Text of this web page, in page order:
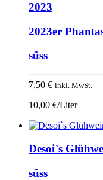
2023
2023er
süss
7,50 € inkl. MwSt.
10,00 €/Liter
Desoi`s
süss